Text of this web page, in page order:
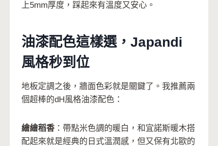
上5mm厚度，踩起來有溫度又安心。
油漆配色這樣選，Japandi
風格秒到位
地板定調之後，牆面色彩就是關鍵了。我推薦兩
個超棒的dH風格油漆配色：
繪繪稻香 ：帶點米色調的暖白，和宜諾斯暖木搭
配起來就是經典的日式溫潤感，但又保有北歐的